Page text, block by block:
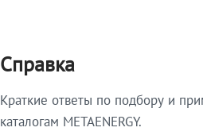
Справка
Краткие ответы по подбору и
каталогам METAENERGY.